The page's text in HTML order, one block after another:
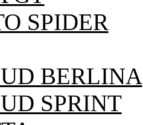
SPIDER
BERLINA
SPRINT